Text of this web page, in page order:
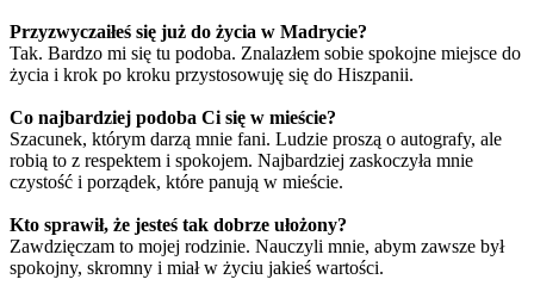
Przyzwyczaiłeś się już do życia w Madrycie?
Tak. Bardzo mi się tu podoba. Znalazłem sobie spokojne miejsce do
życia i krok po kroku przystosowuję się do Hiszpanii.
Co najbardziej podoba Ci się w mieście?
Szacunek, którym darzą mnie fani. Ludzie proszą o autografy, ale
robią to z respektem i spokojem. Najbardziej zaskoczyła mnie
czystość i porządek, które panują w mieście.
Kto sprawił, że jesteś tak dobrze ułożony?
Zawdzięczam to mojej rodzinie. Nauczyli mnie, abym zawsze był
spokojny, skromny i miał w życiu jakieś wartości.